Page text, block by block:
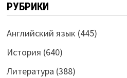
РУБРИКИ
Английский язык (445)
История (640)
Литература (388)